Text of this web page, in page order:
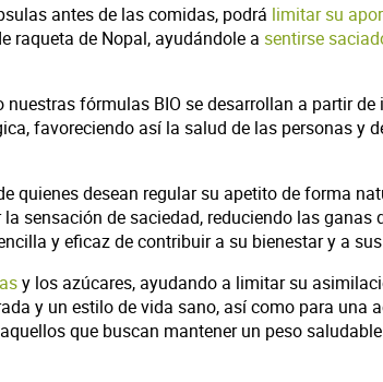
antes de las comidas, podrá limitar su
raqueta de Nopal, ayudándole a sentirse
fórmulas BIO se desarrollan a partir
favoreciendo así la salud de las personas y
quienes desean regular su apetito de forma
sensación de saciedad, reduciendo las
y eficaz de contribuir a su bienestar y a
y los azúcares, ayudando a limitar su
y un estilo de vida sano, así como para una
que buscan mantener un peso